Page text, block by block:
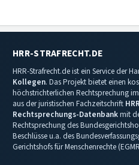
HRR-STRAFRECHT.DE
HRR-Strafrecht.de ist ein Service der
Kollegen. Das Projekt bietet einen
höchstrichterlichen Rechtsprechung
aus der juristischen Fachzeitschrift
Rechtsprechungs-Datenbankmit
Rechtsprechung des
Beschlüsse u.a. des
Gerichtshofs für Menschenrechte